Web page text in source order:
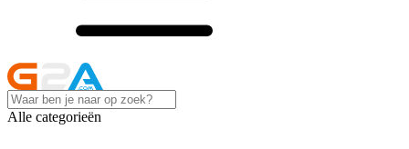
Alle categorieën